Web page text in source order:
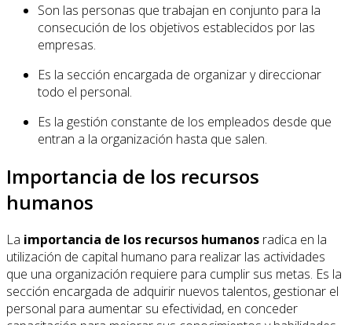
Son las personas que trabajan en conjunto para la
consecución de los objetivos establecidos por las
empresas.
Es la sección encargada de organizar y direccionar
todo el personal.
Es la gestión constante de los empleados desde que
entran a la organización hasta que salen.
Importancia de los recursos
humanos
La importancia de los recursos humanos radica en la
utilización de capital humano para realizar las actividades
que una organización requiere para cumplir sus metas. Es la
sección encargada de adquirir nuevos talentos, gestionar el
personal para aumentar su efectividad, en conceder